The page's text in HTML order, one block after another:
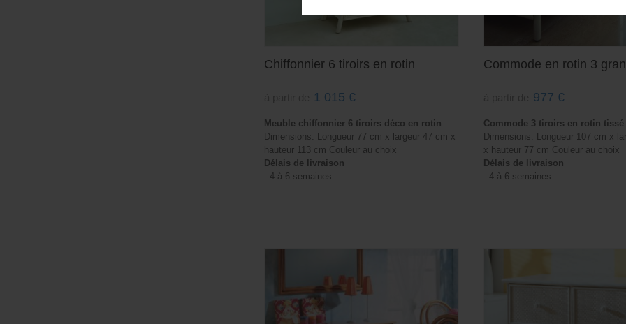
Chiffonnier 6 tiroirs en rotin
1 015 €
Meuble chiffonnier 6 tiroirs déco en rotin
Dimensions: Longueur 77 cm x largeur 47 cm x
hauteur 113 cm Couleur au choix
Délais de livraison
: 4 à 6 semaines
Commode en rotin 3
977 €
Commode 3 tiroirs en rotin tissé
Dimensions: Longueur 107 cm x
x hauteur 77 cm Couleur au choix
Délais de livraison
: 4 à 6 semaines